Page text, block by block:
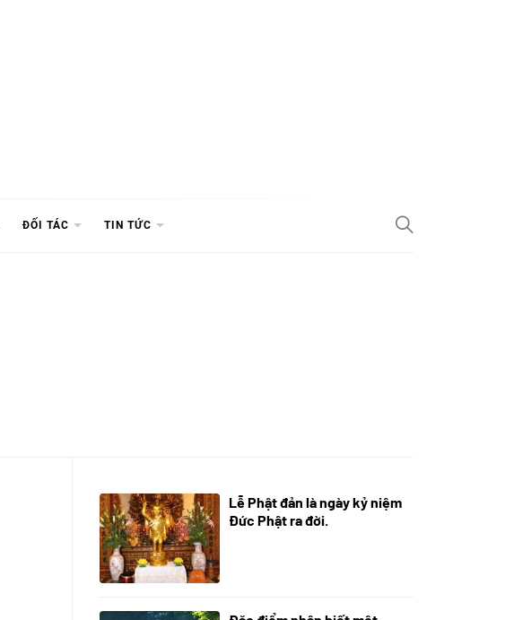
ĐỐI TÁC TIN TỨC
05/06/2024
Lễ Phật đản là ngày kỷ niệm
Đức Phật ra đời.